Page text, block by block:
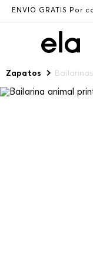
ENVÍO GRATIS
Zapatos Bailarinas